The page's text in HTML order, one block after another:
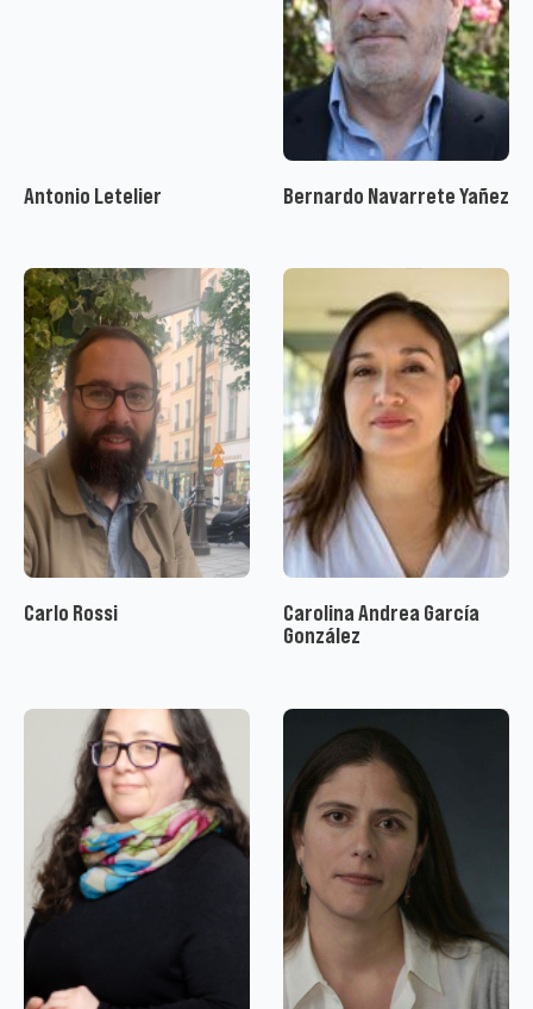
Antonio Letelier Bernardo Navarrete Yañez
Carlo Rossi
Carolina Andrea García
González